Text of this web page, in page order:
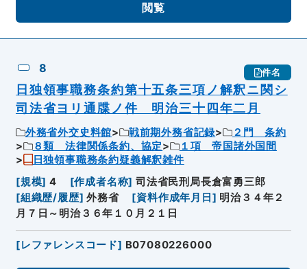
閲覧
8 件名
日独領事職務条約第十五条三項ノ解釈ニ関シ
司法省ヨリ通牒ノ件 明治三十四年二月
外務省外交史料館 戦前期外務省記録
２門 条約
８類 法律関係条約、協定
１項 帝国諸外国間
日独領事職務条約疑義解釈雑件
[規模] 4 [作成者名称] 司法省民刑局長倉富勇三郎
[組織歴/履歴] 外務省 [資料作成年月日 ] 明治３４年２
月７日～明治３６年１０月２１日
[レファレンスコード] B07080226000